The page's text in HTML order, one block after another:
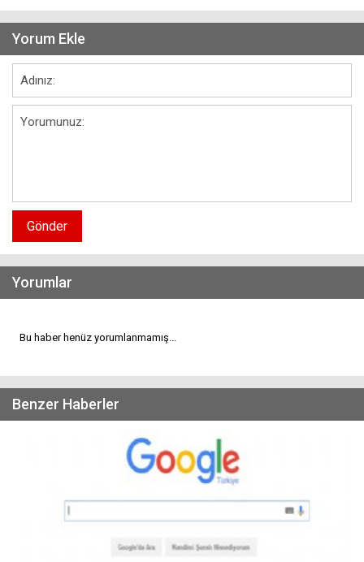
Yorum Ekle
Gönder
Yorumlar
Bu haber henüz yorumlanmamış...
Benzer Haberler